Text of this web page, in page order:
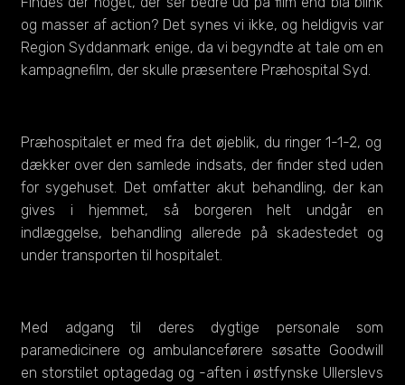
og masser af action? Det synes vi ikke, og heldigvis var
Region Syddanmark enige, da vi begyndte at tale om en
kampagnefilm, der skulle præsentere Præhospital Syd.
Præhospitalet er med fra det øjeblik, du ringer 1-1-2, og
dækker over den samlede indsats, der finder sted uden
for sygehuset. Det omfatter akut behandling, der kan
gives i hjemmet, så borgeren helt undgår en
indlæggelse, behandling allerede på skadestedet og
under transporten til hospitalet.
Med adgang til deres dygtige personale som
paramedicinere og ambulanceførere søsatte Goodwill
en storstilet optagedag og -aften i østfynske Ullerslevs